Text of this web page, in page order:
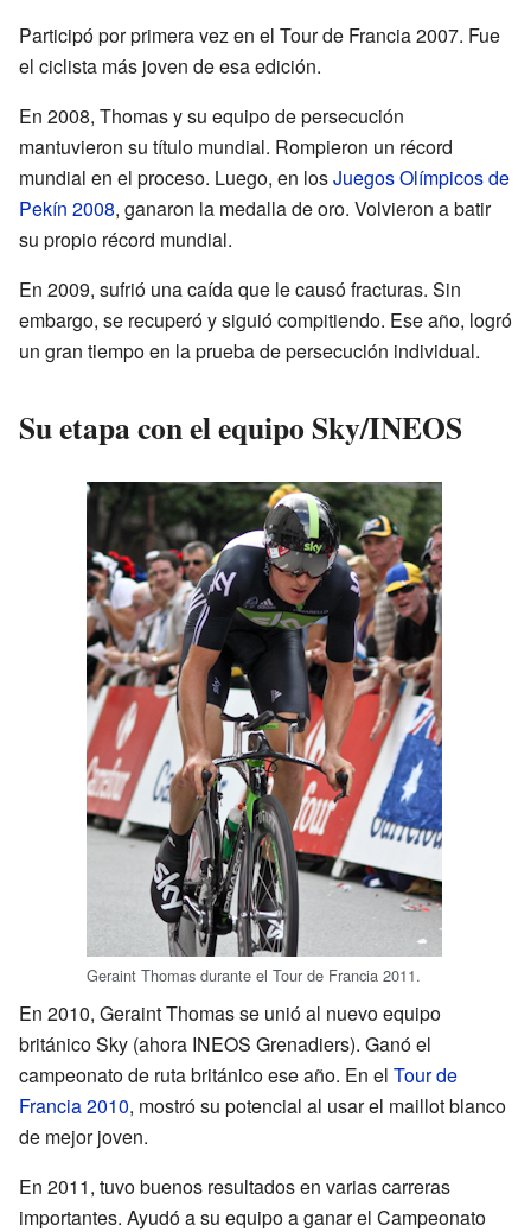
Participó por primera vez en el Tour de Francia 2007. Fue
el ciclista más joven de esa edición.
En 2008, Thomas y su equipo de persecución
mantuvieron su título mundial. Rompieron un récord
mundial en el proceso. Luego, en losJuegos Olímpicos de
Pekín 2008, ganaron la medalla de oro. Volvieron a batir
su propio récord mundial.
En 2009, sufrió una caída que le causó fracturas. Sin
embargo, se recuperó y siguió compitiendo. Ese año, logró
un gran tiempo en la prueba de persecución individual.
Su etapa con el equipo Sky/INEOS
Geraint Thomas durante el Tour de Francia 2011.
En 2010, Geraint Thomas se unió al nuevo equipo
británico Sky (ahora INEOS Grenadiers). Ganó el
campeonato de ruta británico ese año. En el Tour de
Francia 2010, mostró su potencial al usar el maillot blanco
de mejor joven.
En 2011, tuvo buenos resultados en varias carreras
importantes. Ayudó a su equipo a ganar el Campeonato